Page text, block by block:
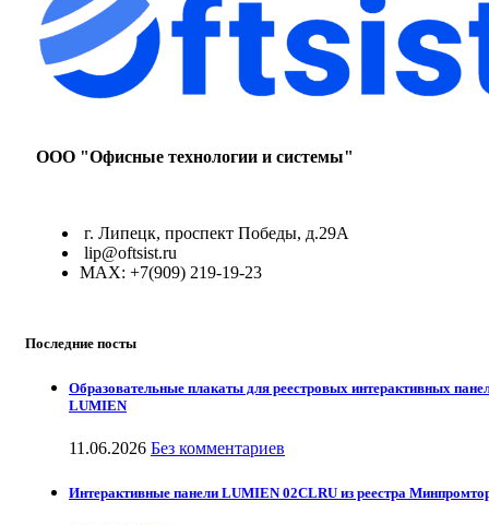
ООО "Офисные технологии и системы"
г. Липецк, проспект Победы, д.29А
lip@oftsist.ru
МАХ: +7(909) 219-19-23
Последние посты
Образовательные плакаты для реестровых интерактивных
LUMIEN
11.06.2026 Без комментариев
Интерактивные панели LUMIEN 02CLRU из реестра